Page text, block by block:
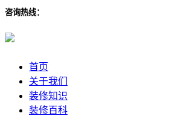
咨询热线：
首页
关于我们
装修知识
装修百科